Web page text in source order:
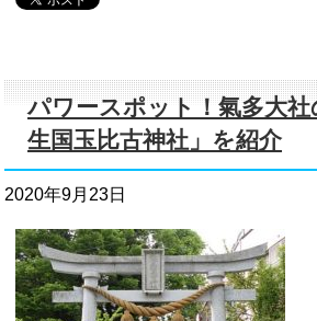
パワースポット！氣多大社
生国玉比古神社」を紹介
2020年9月23日